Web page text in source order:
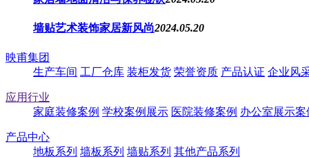
墙贴艺术装饰家居新风尚2024.05.20
映甫集团
生产车间 工厂仓库 装柜发货 荣誉资质 产品认证 企业风
应用行业
家庭装修案例 学校案例展示 医院装修案例 办公室展示案
产品中心
地板系列 墙板系列 墙贴系列 其他产品系列